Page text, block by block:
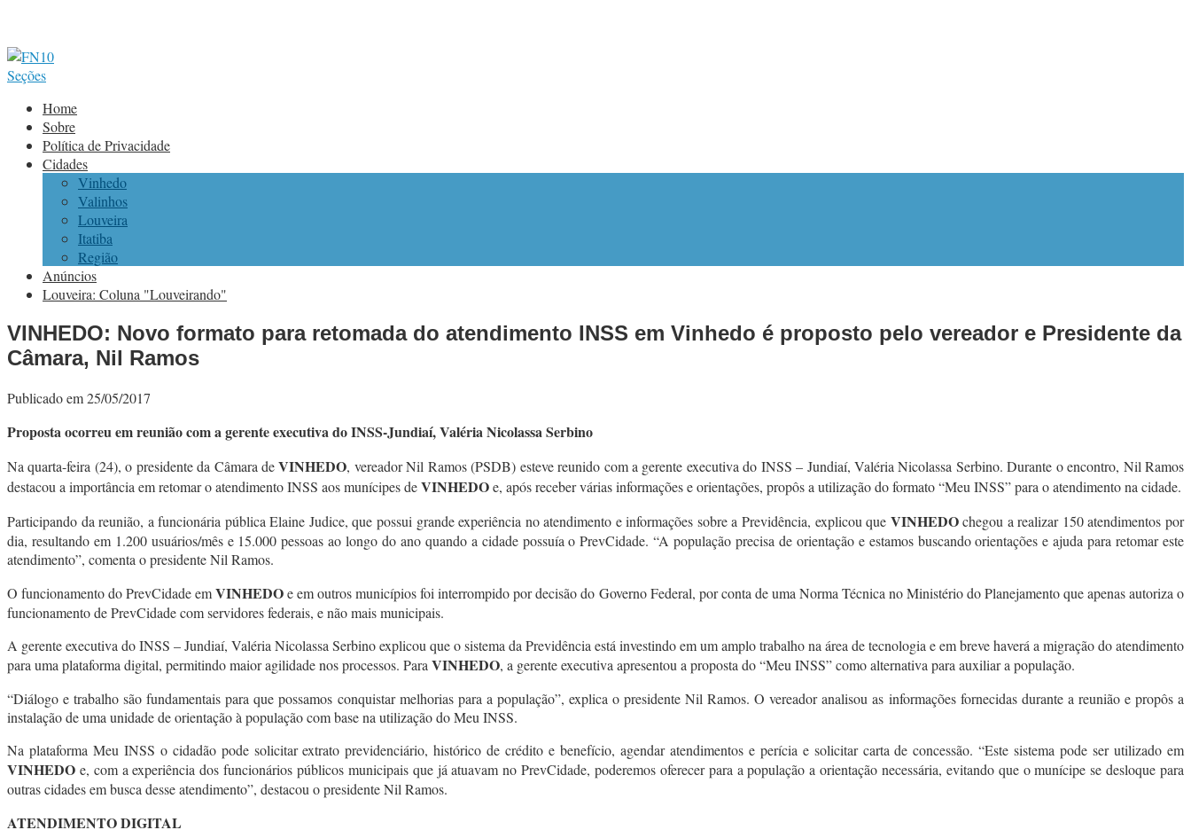
Seções
Home
Sobre
Política de Privacidade
Cidades
Vinhedo
Valinhos
Louveira
Itatiba
Região
Anúncios
Louveira: Coluna "Louveirando"
VINHEDO: Novo formato para retomada do atendimento INSS em Vinhedo é proposto pelo vereador e Presidente da
Câmara, Nil Ramos
Publicado em 25/05/2017
Proposta ocorreu em reunião com a gerente executiva do INSS-Jundiaí, Valéria Nicolassa Serbino
Na quarta-feira (24), o presidente da Câmara deVINHEDO, vereador Nil Ramos (PSDB) esteve reunido com a gerente executiva do INSS – Jundiaí, Valéria Nicolassa Serbino. Durante o encontro, Nil Ramos
destacou a importância em retomar o atendimento INSS aos munícipes deVINHEDOe, após receber várias informações e orientações, propôs a utilização do formato “Meu INSS” para o atendimento na cidade.
Participando da reunião, a funcionária pública Elaine Judice, que possui grande experiência no atendimento e informações sobre a Previdência, explicou que VINHEDOchegou a realizar 150 atendimentos por
dia, resultando em 1.200 usuários/mês e 15.000 pessoas ao longo do ano quando a cidade possuía o PrevCidade. “A população precisa de orientação e estamos buscando orientações e ajuda para retomar este
atendimento”, comenta o presidente Nil Ramos.
O funcionamento do PrevCidade emVINHEDOe em outros municípios foi interrompido por decisão do Governo Federal, por conta de uma Norma Técnica no Ministério do Planejamento que apenas autoriza o
funcionamento de PrevCidade com servidores federais, e não mais municipais.
A gerente executiva do INSS – Jundiaí, Valéria Nicolassa Serbino explicou que o sistema da Previdência está investindo em um amplo trabalho na área de tecnologia e em breve haverá a migração do atendimento
para uma plataforma digital, permitindo maior agilidade nos processos. Para VINHEDO, a gerente executiva apresentou a proposta do “Meu INSS” como alternativa para auxiliar a população.
“Diálogo e trabalho são fundamentais para que possamos conquistar melhorias para a população”, explica o presidente Nil Ramos. O vereador analisou as informações fornecidas durante a reunião e propôs a
instalação de uma unidade de orientação à população com base na utilização do Meu INSS.
Na plataforma Meu INSS o cidadão pode solicitar extrato previdenciário, histórico de crédito e benefício, agendar atendimentos e perícia e solicitar carta de concessão. “Este sistema pode ser utilizado em
VINHEDO e, com a experiência dos funcionários públicos municipais que já atuavam no PrevCidade, poderemos oferecer para a população a orientação necessária, evitando que o munícipe se desloque para
outras cidades em busca desse atendimento”, destacou o presidente Nil Ramos.
ATENDIMENTO DIGITAL